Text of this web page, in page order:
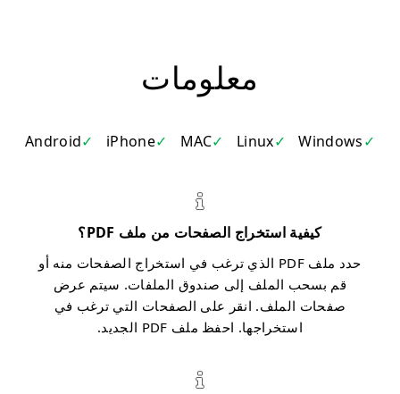
معلومات
Windows
Linux
MAC
iPhone
Android
كيفية استخراج الصفحات من ملف PDF؟
حدد ملف PDF الذي ترغب في استخراج الصفحات منه أو
قم بسحب الملف إلى صندوق الملفات. سيتم عرض
صفحات الملف. انقر على الصفحات التي ترغب في
استخراجها. احفظ ملف PDF الجديد.